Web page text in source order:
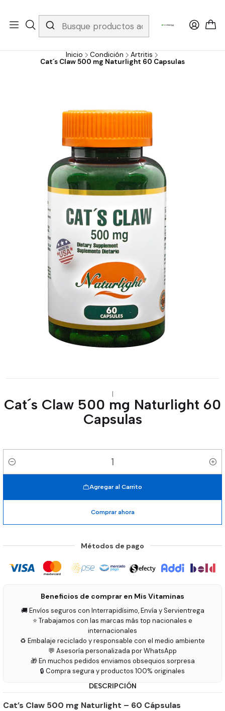
Whatsapp 3229079958/ Fijo 6019251796 / Envios a todo el país y
gratis apartir de 199.000!
Inicio Condición
Artritis
Cat´s Claw 500 mg Naturlight 60 Capsulas
|
Cat´s Claw 500 mg Naturlight 60
Capsulas
Cantidad
Agregar al Carrito
Comprar ahora
Métodos de pago
Beneficios de comprar en Mis Vitaminas
🚚 Envíos seguros con Interrapidísimo, Envía y Servientrega
⭐ Trabajamos con las marcas más top nacionales e
internacionales
♻️ Embalaje reciclado y responsable con el medio ambiente
💬 Asesoría personalizada por WhatsApp
🎁 En muchos pedidos enviamos obsequios sorpresa
🔒 Compra segura y productos 100% originales
DESCRIPCIÓN
Cat’s Claw 500 mg Naturlight – 60 Cápsulas